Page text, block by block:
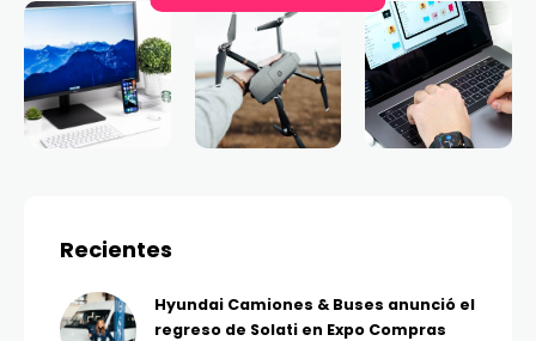
Recientes
Hyundai Camiones & Buses anunció el
regreso de Solati en Expo Compras